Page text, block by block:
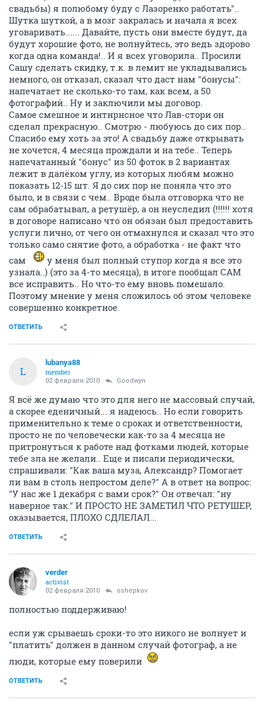
свадьбы) я полюбому буду с Лазоренко работать"..
Шутка шуткой, а в мозг закралась и начала я всех
уговаривать...... Давайте, пусть они вместе будут, да
будут хорошие фото, не волнуйтесь, это ведь здорово
когда одна команда!.. И я всех уговорила.. Просили
Сашу сделать скидку, т.к. в лемит не укладывались
немного, он отказал, сказал что даст нам "бонусы":
напечатает не сколько-то там, как всем, а 50
фотографий.. Ну и заключили мы договор.
Самое смешное и интнрнсное что Лав-стори он
сделал прекрасную.. Смотрю - любуюсь до сих пор..
Спасибо ему хоть за это! А свадьбу даже открывать
не хочется, 4 месяца прождали и на тебе.. Теперь
напечатанный "бонус" из 50 фоток в 2 вариантах
лежит в далёком углу, из которых любям можно
показать 12-15 шт. Я до сих пор не поняла что это
было, и в связи с чем.. Вроде была отговорка что не
сам обрабатывал, а ретушёр, а он неуследил (!!!!!! хотя
в договоре написано что он обязан был предоставить
услуги лично, от чего он отмахнулся и сказал что это
только само снятие фото, а обработка - не факт что
сам
у меня был полный ступор когда я все это
узнала..) (это за 4-то месяца), в итоге пообщал САМ
все исправить.. Но что-то ему вновь помешало.
Поэтому мнение у меня сложилось об этом человеке
совершенно конкретное.
ОТВЕТИТЬ
L
lubanya88
member
02 февраля 2010 Goodwyn
Я всё же думаю что это для него не массовый случай,
а скорее еденичный... я надеюсь.. Но если говорить
применительно к теме о сроках и ответственности,
просто не по человечески как-то за 4 месяца не
притронуться к работе над фотками людей, которые
тебе зла не желали.. Еще и писали периодически,
спрашивали: "Как ваша муза, Александр? Помогает
ли вам в столь непростом деле?" А в ответ на вопрос:
"У нас же 1 декабря с вами срок?" Он отвечал: "ну
наверное так." И ПРОСТО НЕ ЗАМЕТИЛ ЧТО РЕТУШЕР,
оказывается, ПЛОХО СДЛЕЛАЛ...
ОТВЕТИТЬ
verder
activist
02 февраля 2010 oshepkov
полностью поддерживаю!
если уж срываешь сроки-то это никого не волнует и
"платить" должен в данном случай фотограф, а не
люди, которые ему поверили
ОТВЕТИТЬ